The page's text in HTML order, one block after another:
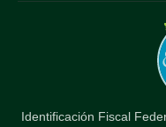
Identificación Fiscal